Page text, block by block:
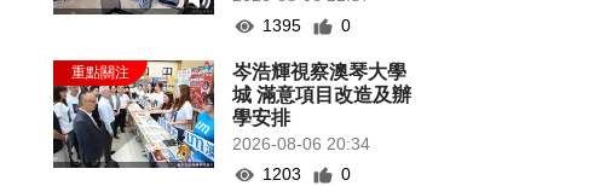
1395
0
岑浩輝視察澳琴大學
城 滿意項目改造及辦
學安排
2026-08-06 20:34
1203
0